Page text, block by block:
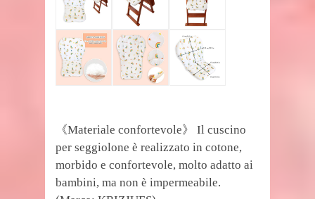
《Materiale confortevole》 Il cuscino
per seggiolone è realizzato in cotone,
morbido e confortevole, molto adatto ai
bambini, ma non è impermeabile.